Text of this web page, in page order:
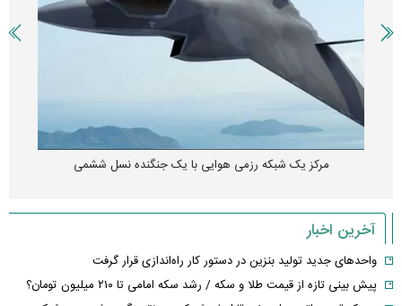
مرکز یک شبکه رزمی هوایی با یک جنگنده نسل ششمی
آخرین اخبار
واحدهای جدید تولید بنزین در دستور کار راه‌اندازی قرار گرفت
پیش بینی تازه از قیمت طلا و سکه / رشد سکه امامی تا ۲۱۰ میلیون تومان؟